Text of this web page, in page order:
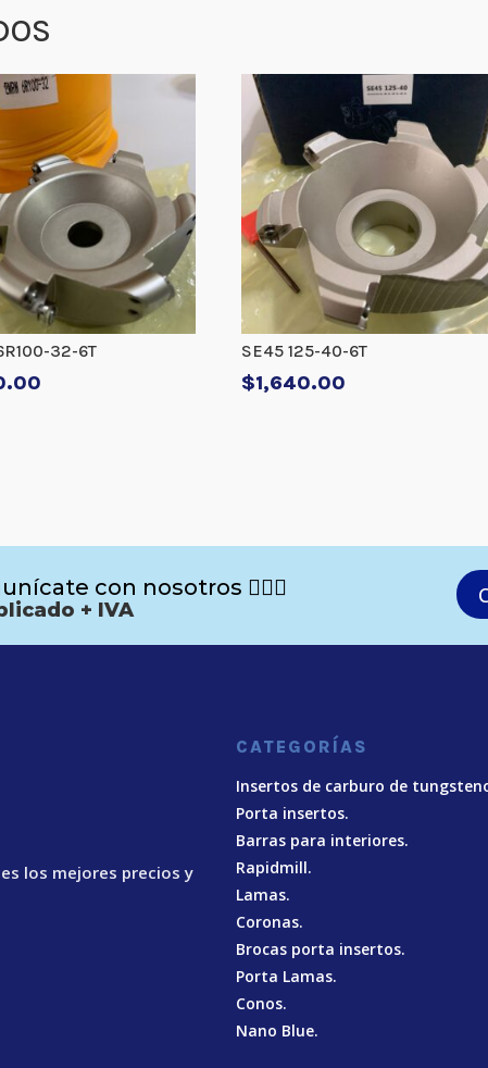
32-6T SE45 125-40-6T
$1,640.00
con nosotros 🙋🏻‍♂️
+ IVA
los mejores precios y
CATEGORÍAS
Insertos de carburo de
Porta insertos.
Barras para interiores.
Rapidmill.
Lamas.
Coronas.
Brocas porta insertos.
Porta Lamas.
Conos.
Nano Blue.